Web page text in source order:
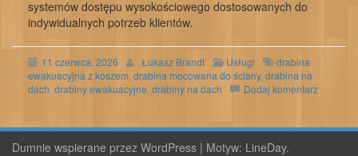
systemów dostępu wysokościowego dostosowanych do
indywidualnych potrzeb klientów.
11 czerwca, 2026 Łukasz Brandt Usługi
drabina
ewakuacyjna z koszem drabina mocowana do ściany, drabina na
dach drabiny ewakuacyjne drabiny na dach Dodaj komentarz
Dumnie wspierane przez WordPress | Motyw: LineDay.